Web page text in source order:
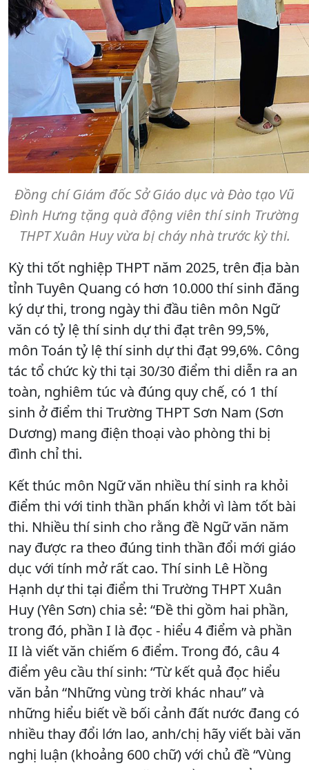
Đồng chí Giám đốc Sở Giáo dục và Đào tạo Vũ
Đình Hưng tặng quà động viên thí sinh Trường
THPT Xuân Huy vừa bị cháy nhà trước kỳ thi.
Kỳ thi tốt nghiệp THPT năm 2025, trên địa bàn
tỉnh Tuyên Quang có hơn 10.000 thí sinh đăng
ký dự thi, trong ngày thi đầu tiên môn Ngữ
văn có tỷ lệ thí sinh dự thi đạt trên 99,5%,
môn Toán tỷ lệ thí sinh dự thi đạt 99,6%. Công
tác tổ chức kỳ thi tại 30/30 điểm thi diễn ra an
toàn, nghiêm túc và đúng quy chế, có 1 thí
sinh ở điểm thi Trường THPT Sơn Nam (Sơn
Dương) mang điện thoại vào phòng thi bị
đình chỉ thi.
Kết thúc môn Ngữ văn nhiều thí sinh ra khỏi
điểm thi với tinh thần phấn khởi vì làm tốt bài
thi. Nhiều thí sinh cho rằng đề Ngữ văn năm
nay được ra theo đúng tinh thần đổi mới giáo
dục với tính mở rất cao. Thí sinh Lê Hồng
Hạnh dự thi tại điểm thi Trường THPT Xuân
Huy (Yên Sơn) chia sẻ: “Đề thi gồm hai phần,
trong đó, phần I là đọc - hiểu 4 điểm và phần
II là viết văn chiếm 6 điểm. Trong đó, câu 4
điểm yêu cầu thí sinh: “Từ kết quả đọc hiểu
văn bản “Những vùng trời khác nhau” và
những hiểu biết về bối cảnh đất nước đang có
nhiều thay đổi lớn lao, anh/chị hãy viết bài văn
nghị luận (khoảng 600 chữ) với chủ đề “Vùng